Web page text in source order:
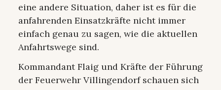
eine andere Situation, daher ist es für die
anfahrenden Einsatzkräfte nicht immer
einfach genau zu sagen, wie die aktuellen
Anfahrtswege sind.
Kommandant Flaig und Kräfte der Führung
der Feuerwehr Villingendorf schauen sich